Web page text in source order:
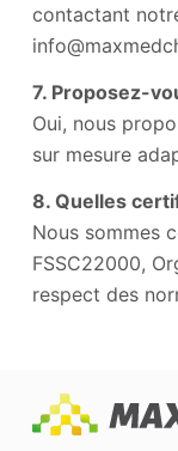
contactant
7. Proposez-
Oui, nous
sur mesure
8. Quelles
Nous sommes
FSSC22000,
respect des